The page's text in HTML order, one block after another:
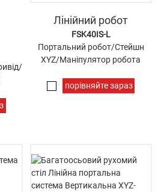
Лінійний робот
FSK40IS-L
Портальний робот/Стейшн
XYZ/Маніпулятор робота
порівняйте зараз